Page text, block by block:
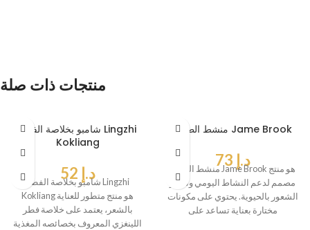
منتجات ذات صلة
شامبو بخلاصة الفطر Lingzhi
Kokliang
د.إ
شامبو بخلاصة الفطر Lingzhi
Kokliang هو منتج متطور للعناية
بالشعر، يعتمد على خلاصة فطر
اللينغزي المعروف بخصائصه المغذية
منشط الطاقة Jame Brook
د.إ
منشط الطاقة Jame Brook هو منتج
مصمم لدعم النشاط اليومي وتعزيز
الشعور بالحيوية. يحتوي على مكونات
مختارة بعناية تساعد على